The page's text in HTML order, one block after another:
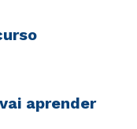
aprender